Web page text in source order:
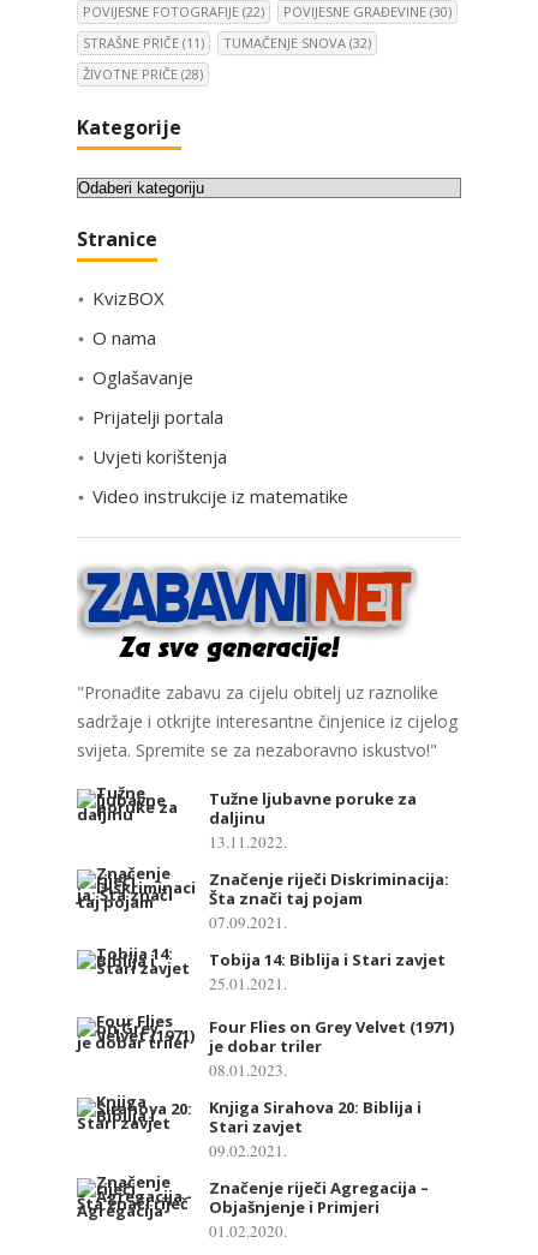
POVIJESNE FOTOGRAFIJE (22) POVIJESNE GRAĐEVINE (30)
STRAŠNE PRIČE (11) TUMAČENJE SNOVA (32)
ŽIVOTNE PRIČE (28)
Kategorije
K
t
g
i
j
Stranice
KvizBOX
O nama
Oglašavanje
Prijatelji portala
Uvjeti korištenja
Video instrukcije iz matematike
"Pronađite zabavu za cijelu obitelj uz raznolike
sadržaje i otkrijte interesantne činjenice iz cijelog
svijeta. Spremite se za nezaboravno iskustvo!"
Tužne ljubavne poruke za
daljinu
13.11.2022.
Značenje riječi Diskriminacija:
Šta znači taj pojam
07.09.2021.
Tobija 14: Biblija i Stari zavjet
25.01.2021.
Four Flies on Grey Velvet (1971)
je dobar triler
08.01.2023.
Knjiga Sirahova 20: Biblija i
Stari zavjet
09.02.2021.
Značenje riječi Agregacija –
Objašnjenje i Primjeri
01.02.2020.